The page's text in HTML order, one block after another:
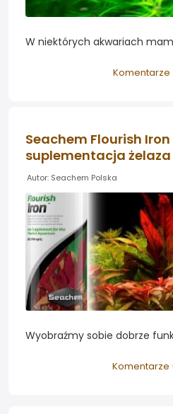
W niektórych akwariach
odpowiedzieć sobie na
Komentarze
Seachem Flourish
suplementacja żelaza
Autor: Seachem Polska
Wyobraźmy sobie dobrze
oświetleniem i
początku wystarczają
Komentarze